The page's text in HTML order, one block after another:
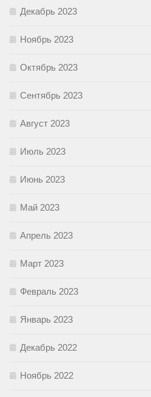
Декабрь 2023
Ноябрь 2023
Октябрь 2023
Сентябрь 2023
Август 2023
Июль 2023
Июнь 2023
Май 2023
Апрель 2023
Март 2023
Февраль 2023
Январь 2023
Декабрь 2022
Ноябрь 2022